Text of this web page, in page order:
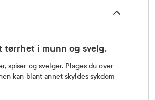
i munn og svelg.
spiser og svelger. Plages du over
kan blant annet skyldes sykdom